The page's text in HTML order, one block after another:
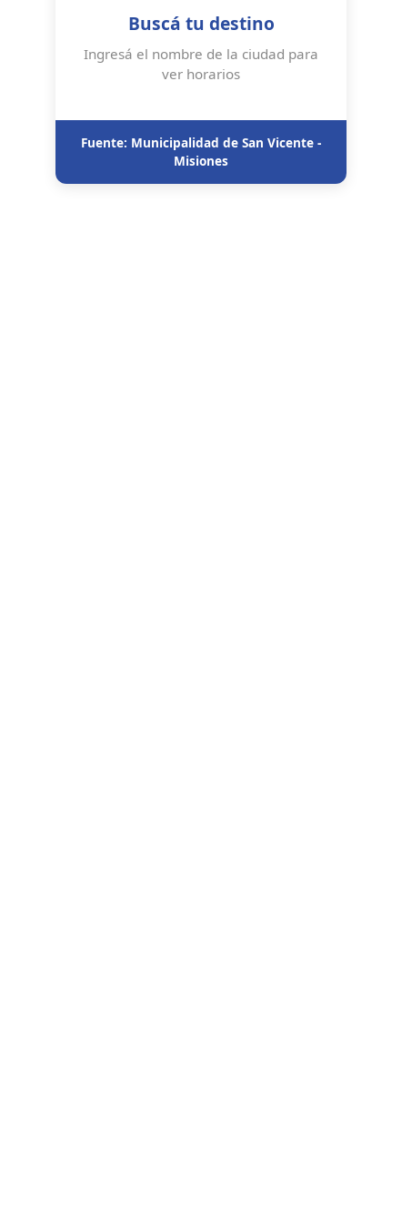
Buscá tu destino
Ingresá el nombre de la ciudad para
ver horarios
Fuente: Municipalidad de San Vicente -
Misiones